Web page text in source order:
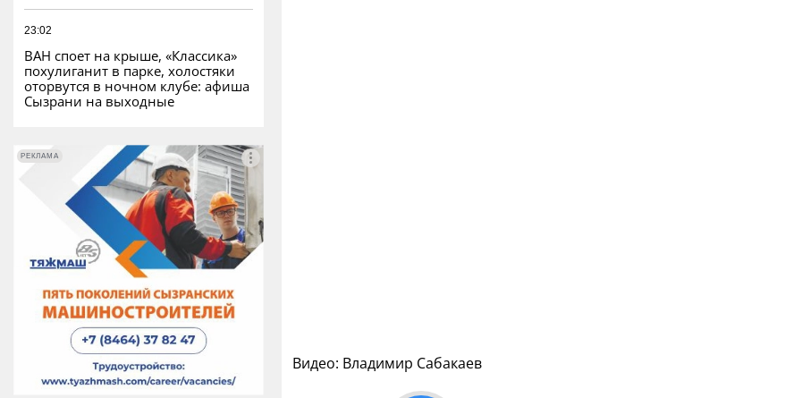
23:02
ВАН споет на крыше, «Классика»
похулиганит в парке, холостяки
оторвутся в ночном клубе: афиша
Сызрани на выходные
РЕКЛАМА РЕКЛАМА
Видео: Владимир Сабакаев